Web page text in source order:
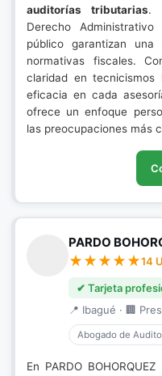
auditorías tributarias.
Derecho
público garantizan una
normativas fiscales.
claridad en tecnicismos
eficacia en cada
ofrece un enfoque
las preocupaciones más
PARDO
14
✔ Tarjeta
📍 Ibagué · 🏢
Abogado de
En PARDO